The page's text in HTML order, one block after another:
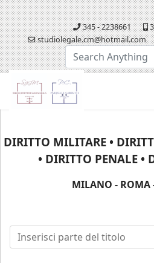
345 - 2238661
studiolegale.cm@hotmail.com
DIRITTO MILITARE •
• DIRITTO PENALE •
MILANO - ROMA
Inserisci parte del titolo